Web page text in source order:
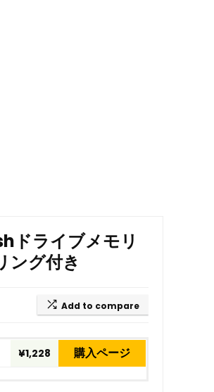
ドライブメモリ
ング付き
Add to compare
¥1,228 購入ページ